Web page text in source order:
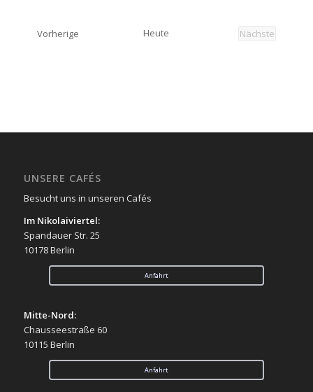
Vorherige VeranstaltungenHeute
Nächste
UNSERE CAFÉS
Besucht uns in unseren Cafés
Im Nikolaiviertel:
Spandauer Str. 25
10178 Berlin
Anfahrt
Mitte-Nord:
Chausseestraße 60
10115 Berlin
Anfahrt